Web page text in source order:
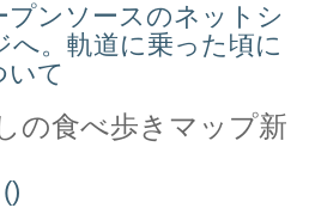
プンソースのネットシ
へ。軌道に乗った頃に
いて
の食べ歩きマップ新